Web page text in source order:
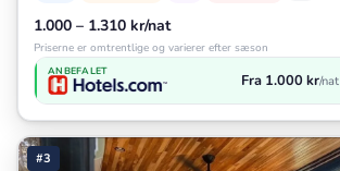
1.000 – 1.310 kr/nat
Priserne er omtrentlige og varierer efter sæson
ANBEFALET Fra 1.000 kr/nat
#3